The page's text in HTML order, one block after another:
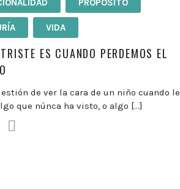
PROPÓSITO
VIDA
ES CUANDO PERDEMOS EL
de ver la cara de un niño cuando le
que núnca ha visto, o algo […]